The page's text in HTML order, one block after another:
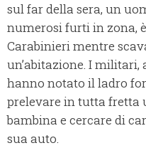
sul far della sera, un
numerosi furti in zona,
Carabinieri mentre
un’abitazione. I
hanno notato il ladro
prelevare in tutta fretta
bambina e cercare di
sua auto.